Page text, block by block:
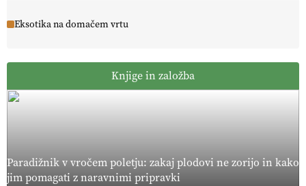
Eksotika na domačem vrtu
Knjige in založba
Paradižnik v vročem poletju: zakaj plodovi ne zorijo in kako
jim pomagati z naravnimi pripravki